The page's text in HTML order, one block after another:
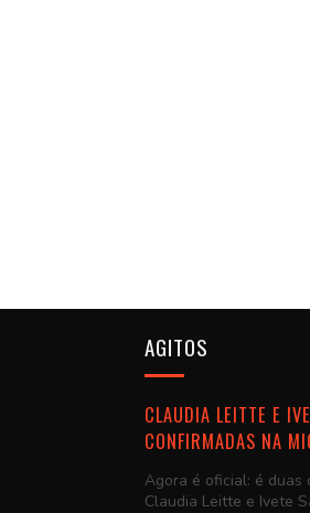
AGITOS
CLAUDIA LEITTE E
CONFIRMADAS NA
Agora é oficial: é duas
Claudia Leitte e Ivete